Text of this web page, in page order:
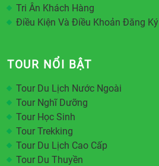
Tri Ân Khách Hàng
Điều Kiện Và Điều Khoản Đăng Ký
TOUR NỔI BẬT
Tour Du Lịch Nước Ngoài
Tour Nghĩ Dưỡng
Tour Học Sinh
Tour Trekking
Tour Du Lịch Cao Cấp
Tour Du Thuyền